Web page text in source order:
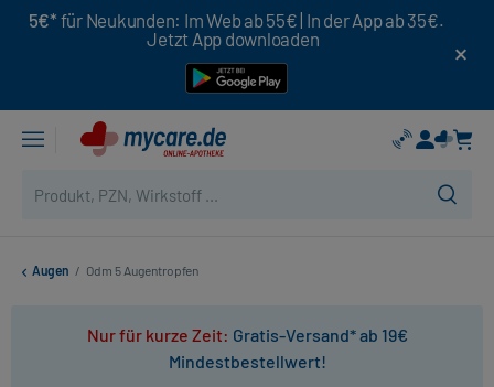
5€* für Neukunden: Im Web ab 55€ | In der App ab 35€.
Jetzt App downloaden
Augen / Odm 5 Augentropfen
Nur für kurze Zeit: Gratis-Versand* ab 19€
Mindestbestellwert!